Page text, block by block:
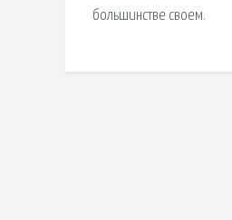
большинстве своем.